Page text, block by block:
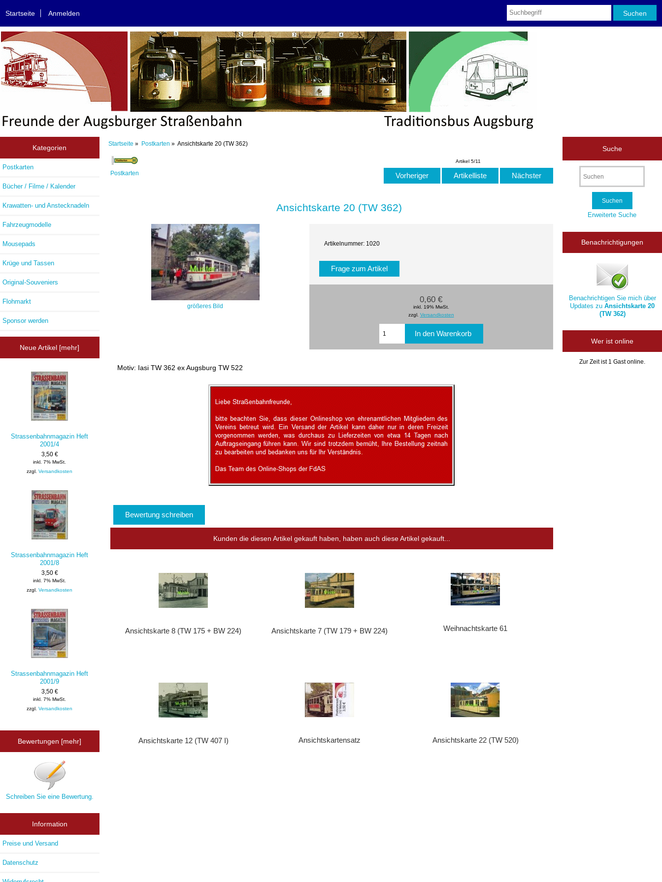
Startseite Anmelden
Kategorien
Postkarten
Bücher / Filme / Kalender
Krawatten- und Anstecknadeln
Fahrzeugmodelle
Mousepads
Krüge und Tassen
Original-Souveniers
Flohmarkt
Sponsor werden
Neue Artikel [mehr]
Strassenbahnmagazin Heft
2001/4
3,50 €
inkl. 7% MwSt.
zzgl.Versandkosten
Strassenbahnmagazin Heft
2001/8
3,50 €
inkl. 7% MwSt.
zzgl.Versandkosten
Strassenbahnmagazin Heft
2001/9
3,50 €
inkl. 7% MwSt.
zzgl.Versandkosten
Bewertungen [mehr]
Schreiben Sie eine Bewertung.
Information
Preise und Versand
Datenschutz
Startseite » Postkarten » Ansichtskarte 20 (TW 362)
Postkarten
Artikel 5/11
Vorheriger Artikelliste Nächster
Ansichtskarte 20 (TW 362)
größeres Bild
Artikelnummer: 1020
Frage zum Artikel
0,60 €
inkl. 19% MwSt.
zzgl. Versandkosten
Motiv: Iasi TW 362 ex Augsburg TW 522
Bewertung schreiben
Kunden die diesen Artikel gekauft haben, haben auch diese Artikel gekauft...
Ansichtskarte 8 (TW 175 + BW 224) Ansichtskarte 7 (TW 179 + BW 224) Weihnachtskarte 61
Ansichtskarte 12 (TW 407 I) Ansichtskartensatz Ansichtskarte 22 (TW 520)
Suche
Erweiterte Suche
Benachrichtigungen
Benachrichtigen Sie mich über
Updates zuAnsichtskarte 20
(TW 362)
Wer ist online
Zur Zeit ist 1 Gast online.